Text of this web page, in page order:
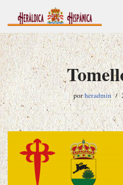
Saltar
al
contenido
porheradmin